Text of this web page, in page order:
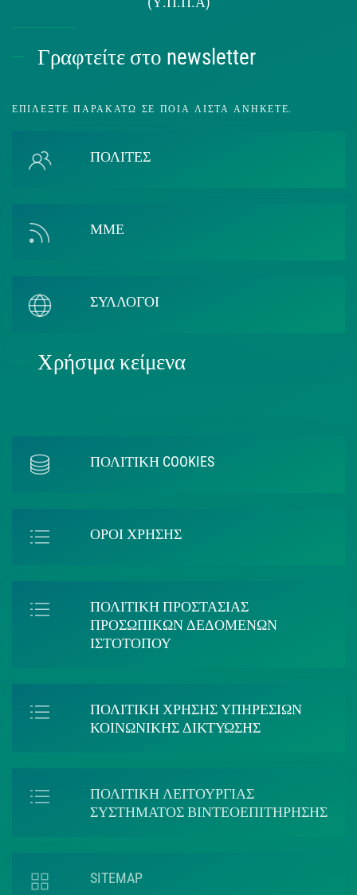
Γραφτείτε στο newsletter
ΕΠΙΛΈΞΤΕ ΠΑΡΑΚΆΤΩ ΣΕ ΠΟΙΑ ΛΊΣΤΑ ΑΝΉΚΕΤΕ.
ΠΟΛΙΤΕΣ
ΜΜΕ
ΣΥΛΛΟΓΟΙ
Χρήσιμα κείμενα
ΠΟΛΙΤΙΚΗ COOKIES
ΟΡΟΙ ΧΡΗΣΗΣ
ΠΟΛΙΤΙΚΗ ΠΡΟΣΤΑΣΙΑΣ
ΠΡΟΣΩΠΙΚΩΝ ΔΕΔΟΜΕΝΩΝ
ΙΣΤΟΤΟΠΟΥ
ΠΟΛΙΤΙΚΗ ΧΡΗΣΗΣ ΥΠΗΡΕΣΙΩΝ
ΚΟΙΝΩΝΙΚΗΣ ΔΙΚΤΥΩΣΗΣ
ΠΟΛΙΤΙΚΗ ΛΕΙΤΟΥΡΓΙΑΣ
ΣΥΣΤΗΜΑΤΟΣ ΒΙΝΤΕΟΕΠΙΤΗΡΗΣΗΣ
SITEMAP